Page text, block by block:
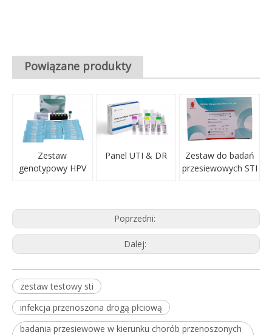
Powiązane produkty
Zestaw
genotypowy HPV
Panel UTI & DR
Zestaw do badań
przesiewowych STI
Poprzedni:
Dalej:
zestaw testowy sti
infekcja przenoszona drogą płciową
badania przesiewowe w kierunku chorób przenoszonych